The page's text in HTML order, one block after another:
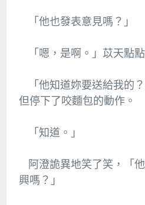
「他也發表意見嗎？」
「嗯，是啊。」苡天點
「他知道妳要送給我的
但停下了咬麵包的動作。
「知道。」
阿澄詭異地笑了笑，「
興嗎？」